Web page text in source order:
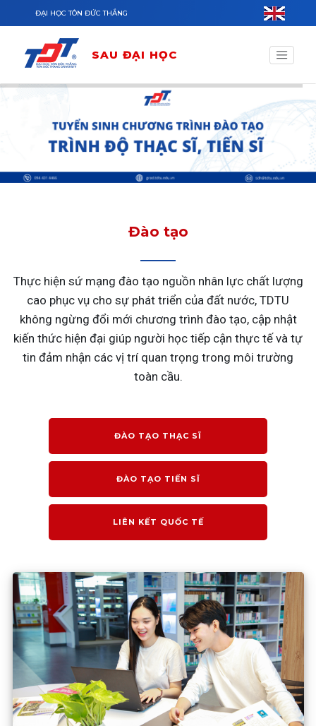
Nhảy đến nội dung
ĐẠI HỌC TÔN ĐỨC THẮNG
SAU ĐẠI HỌC
Đào tạo
Thực hiện sứ mạng đào tạo nguồn nhân lực chất lượng
cao phục vụ cho sự phát triển của đất nước, TDTU
không ngừng đổi mới chương trình đào tạo, cập nhật
kiến thức hiện đại giúp người học tiếp cận thực tế và tự
tin đảm nhận các vị trí quan trọng trong môi trường
toàn cầu.
ĐÀO TẠO THẠC SĨ
ĐÀO TẠO TIẾN SĨ
LIÊN KẾT QUỐC TẾ